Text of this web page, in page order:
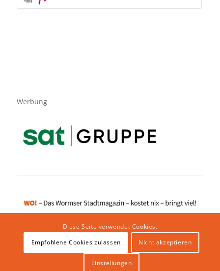
Werbung
Impressum|Datenschutzerklärung|Website von klicklabor.de |
Diese Seite verwendet Cookies.
Empfohlene Cookies zulassen
NIcht akzeptieren
Einstellungen